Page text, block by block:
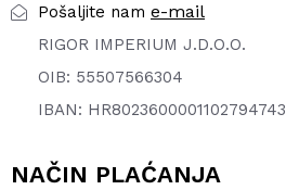
Pošaljite nam e-mail
RIGOR IMPERIUM J.D.O.O.
OIB: 55507566304
IBAN: HR8023600001102794743
NAČIN PLAĆANJA